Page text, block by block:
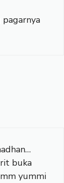
buka
yummi